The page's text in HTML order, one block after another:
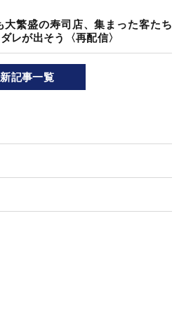
大繁盛の寿司店、集まった客たち
レが出そう〈再配信〉
記事一覧